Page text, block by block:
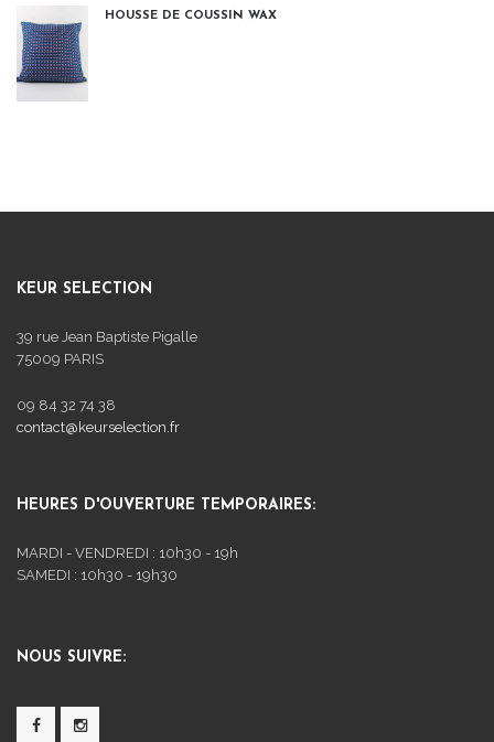
HOUSSE DE COUSSIN WAX
KEUR SELECTION
39 rue Jean Baptiste Pigalle
75009 PARIS
09 84 32 74 38
contact@keurselection.fr
HEURES D'OUVERTURE TEMPORAIRES:
MARDI - VENDREDI : 10h30 - 19h
SAMEDI : 10h30 - 19h30
NOUS SUIVRE: